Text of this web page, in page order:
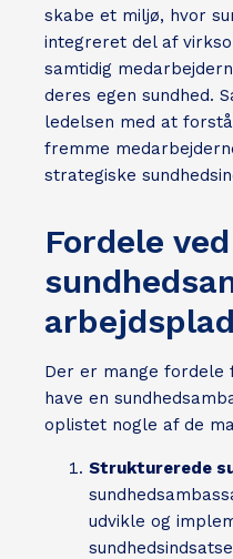
skabe et miljø, hvor
integreret del af
samtidig
deres egen sundhed.
ledelsen med at
fremme
strategiske
Fordele
Der er mange fordele
have en
oplistet nogle af de
Strukturerede
udvikle og